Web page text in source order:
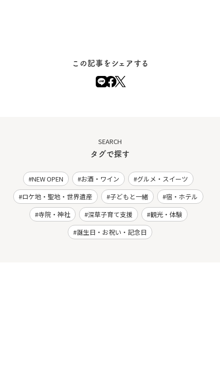
この記事をシェアする
SEARCH
タグで探す
NEW OPEN お酒・ワイン
グルメ・スイーツ
ロケ地・聖地・世界遺産
子どもと一緒
宿・ホテル
寺院・神社
深草子育て支援
観光・体験
誕生日・お祝い・記念日